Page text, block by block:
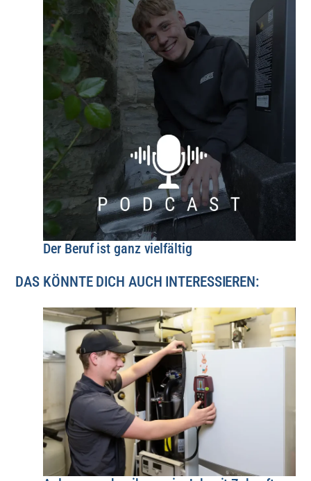
Der Beruf ist ganz vielfältig
DAS KÖNNTE DICH AUCH INTERESSIEREN: